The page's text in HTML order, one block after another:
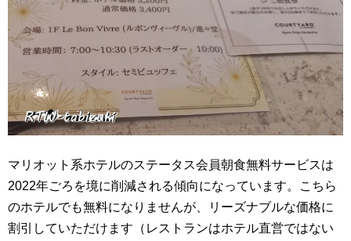
マリオット系ホテルのステータス会員朝食無料サービスは
2022年ごろを境に削減される傾向になっています。こちら
のホテルでも無料になりませんが、リーズナブルな価格に
割引していただけます（レストランはホテル直営ではない